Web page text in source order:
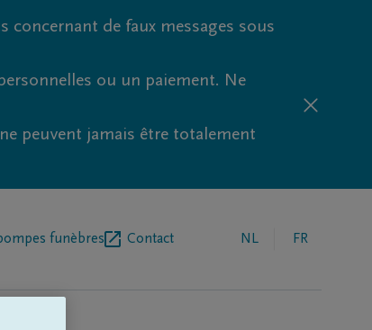
concernant de faux messages sous
ou un paiement. Ne
peuvent jamais être totalement
funèbres Contact NL FR